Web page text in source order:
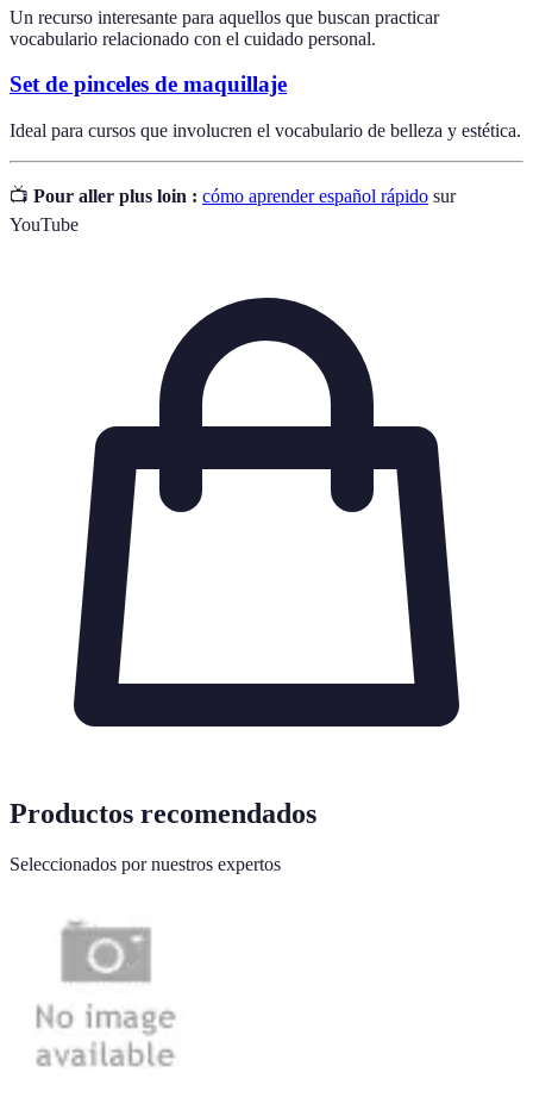
Un recurso interesante para aquellos que buscan practicar
vocabulario relacionado con el cuidado personal.
Set de pinceles de maquillaje
Ideal para cursos que involucren el vocabulario de belleza y estética.
📺 Pour aller plus loin : cómo aprender español rápido sur
YouTube
Productos recomendados
Seleccionados por nuestros expertos